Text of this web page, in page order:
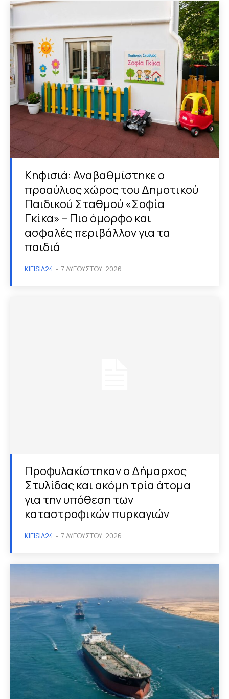
Κηφισιά: Αναβαθμίστηκε ο
προαύλιος χώρος του Δημοτικού
Παιδικού Σταθμού «Σοφία
Γκίκα» – Πιο όμορφο και
ασφαλές περιβάλλον για τα
παιδιά
KIFISIA24 - 7 ΑΥΓΟΎΣΤΟΥ, 2026
Προφυλακίστηκαν ο Δήμαρχος
Στυλίδας και ακόμη τρία άτομα
για την υπόθεση των
καταστροφικών πυρκαγιών
KIFISIA24 - 7 ΑΥΓΟΎΣΤΟΥ, 2026